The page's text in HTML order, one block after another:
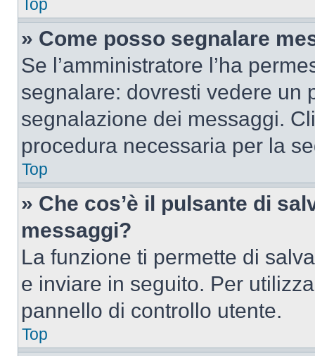
Top
» Come posso segnalare
Se l’amministratore l’ha
segnalare: dovresti vedere un
segnalazione dei messaggi.
procedura necessaria per la
Top
» Che cos’è il pulsante di
messaggi?
La funzione ti permette di
e inviare in seguito. Per
pannello di controllo utente.
Top